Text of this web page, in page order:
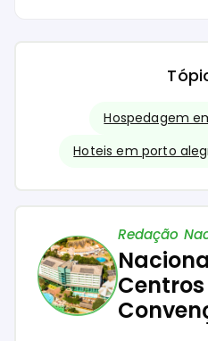
Hospedagem
Hoteis em porto
Redação